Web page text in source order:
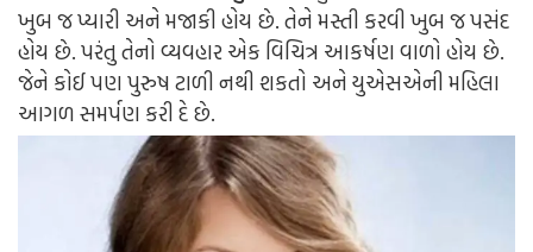
ખુબ જ પ્યારી અને મજાકી હોય છે. તેને મસ્તી કરવી ખુબ જ પસંદ
હોય છે. પરંતુ તેનો વ્યવહાર એક વિચિત્ર આકર્ષણ વાળો હોય છે.
જેને કોઈ પણ પુરુષ ટાળી નથી શકતો અને યુએસએની મહિલા
આગળ સમર્પણ કરી દે છે.